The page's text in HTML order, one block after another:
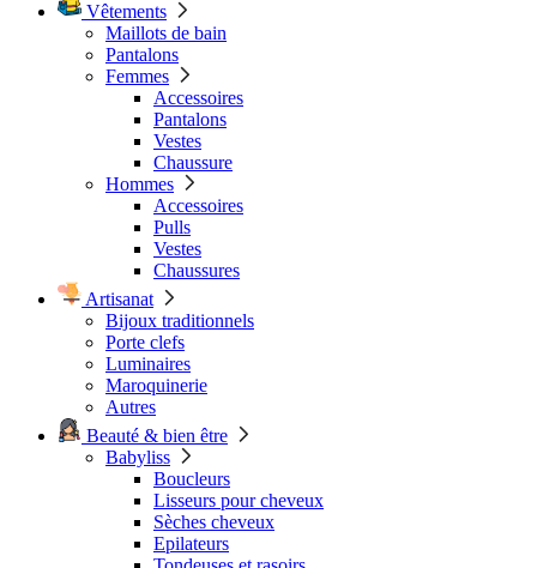
Vêtements
Maillots de bain
Pantalons
Femmes
Accessoires
Pantalons
Vestes
Chaussure
Hommes
Accessoires
Pulls
Vestes
Chaussures
Artisanat
Bijoux traditionnels
Porte clefs
Luminaires
Maroquinerie
Autres
Beauté & bien être
Babyliss
Boucleurs
Lisseurs pour cheveux
Sèches cheveux
Epilateurs